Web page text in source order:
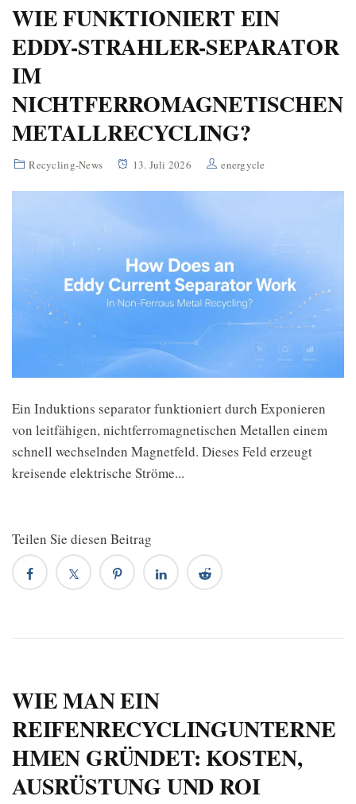
WIE FUNKTIONIERT EIN
EDDY-STRAHLER-SEPARATOR
IM
NICHTFERROMAGNETISCHEN
METALLRECYCLING?
Recycling-News 13. Juli 2026 energycle
Ein Induktions separator funktioniert durch Exponieren
von leitfähigen, nichtferromagnetischen Metallen einem
schnell wechselnden Magnetfeld. Dieses Feld erzeugt
kreisende elektrische Ströme...
Teilen Sie diesen Beitrag
WIE MAN EIN
REIFENRECYCLINGUNTERNE
HMEN GRÜNDET: KOSTEN,
AUSRÜSTUNG UND ROI